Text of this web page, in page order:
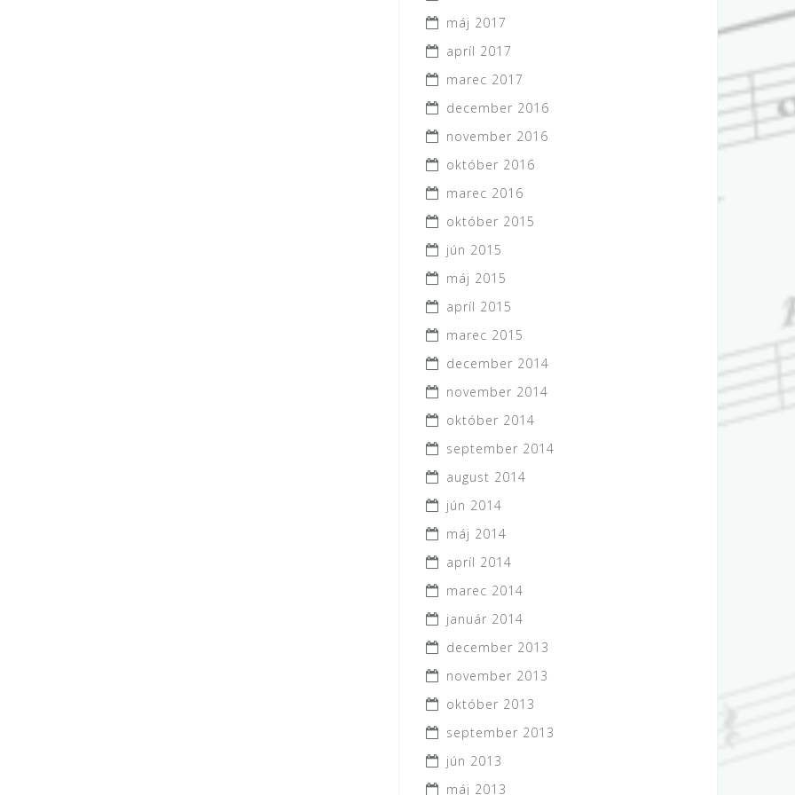
máj 2017
apríl 2017
marec 2017
december 2016
november 2016
október 2016
marec 2016
október 2015
jún 2015
máj 2015
apríl 2015
marec 2015
december 2014
november 2014
október 2014
september 2014
august 2014
jún 2014
máj 2014
apríl 2014
marec 2014
január 2014
december 2013
november 2013
október 2013
september 2013
jún 2013
máj 2013